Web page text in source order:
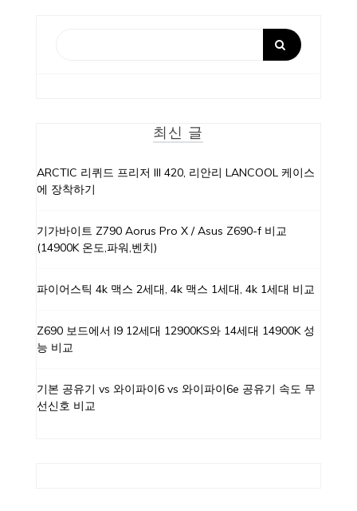
최신 글
ARCTIC 리퀴드 프리저 III 420, 리안리 LANCOOL 케이스
에 장착하기
기가바이트 Z790 Aorus Pro X / Asus Z690-f 비교
(14900K 온도,파워,벤치)
파이어스틱 4k 맥스 2세대, 4k 맥스 1세대, 4k 1세대 비교
Z690 보드에서 I9 12세대 12900KS와 14세대 14900K 성
능 비교
기본 공유기 vs 와이파이6 vs 와이파이6e 공유기 속도 무
선신호 비교